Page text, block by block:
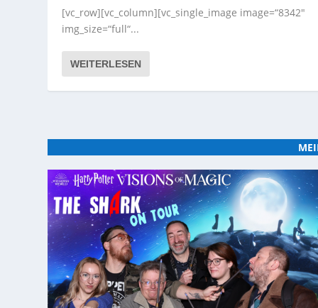
[vc_row][vc_column][vc_single_image image=“8342″
img_size=“full“...
WEITERLESEN